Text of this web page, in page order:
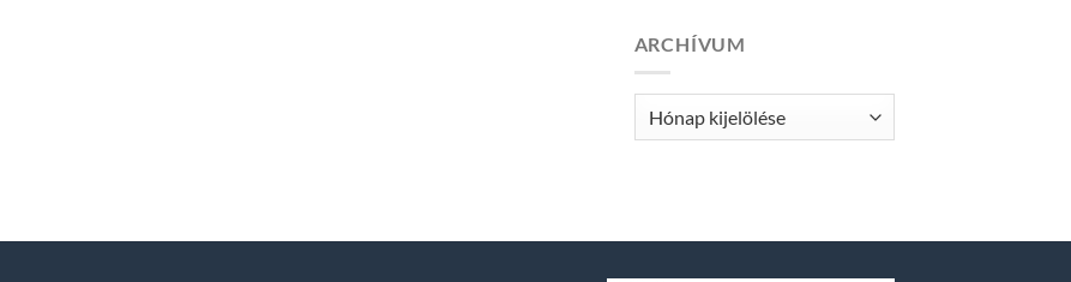
ARCHÍVUM
Archívum